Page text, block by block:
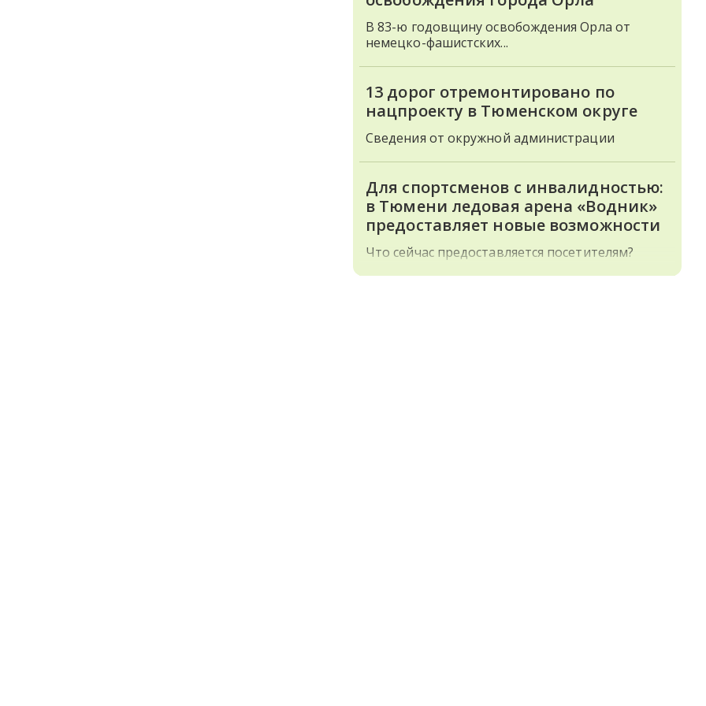
В 83-ю годовщину освобождения Орла от
немецко-фашистских...
13 дорог отремонтировано по
нацпроекту в Тюменском округе
Сведения от окружной администрации
Для спортсменов с инвалидностью:
в Тюмени ледовая арена «Водник»
предоставляет новые возможности
Что сейчас предоставляется посетителям?